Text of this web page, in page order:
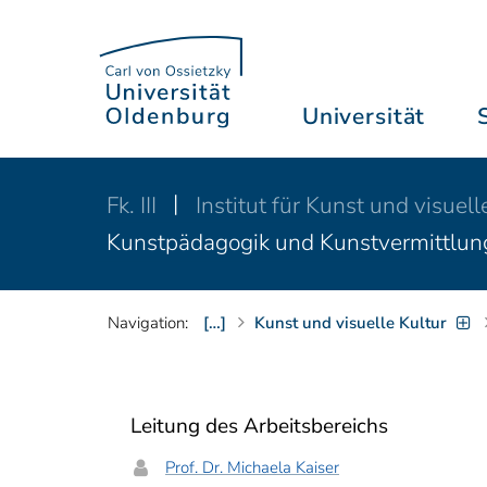
Universität
Fk. III
Institut für Kunst und
Kunstpädagogik und
Navigation: […] Kunst und visuelle Kultur
Leitung des Arbeitsbereichs
Prof. Dr. Michaela Kaiser